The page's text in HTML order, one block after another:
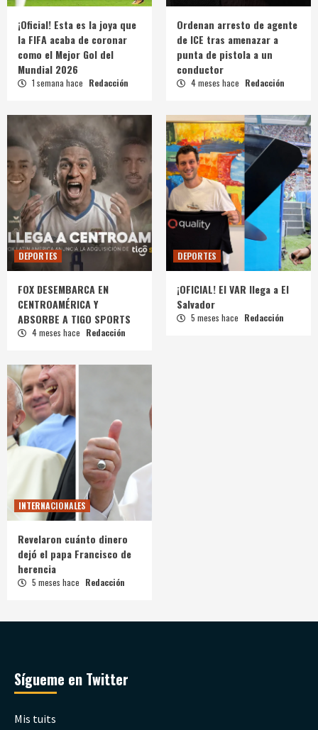
¡Oficial! Esta es la joya que
la FIFA acaba de coronar
como el Mejor Gol del
Mundial 2026
1 semana hace Redacción
Ordenan arresto de agente
de ICE tras amenazar a
punta de pistola a un
conductor
4 meses hace Redacción
DEPORTES
FOX DESEMBARCA EN
CENTROAMÉRICA Y
ABSORBE A TIGO SPORTS
4 meses hace Redacción
DEPORTES
¡OFICIAL! El VAR llega a El
Salvador
5 meses hace Redacción
INTERNACIONALES
Revelaron cuánto dinero
dejó el papa Francisco de
herencia
5 meses hace Redacción
Sígueme en Twitter
Mis tuits